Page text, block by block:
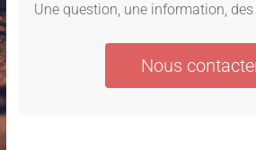
Une question, une information,
Nous